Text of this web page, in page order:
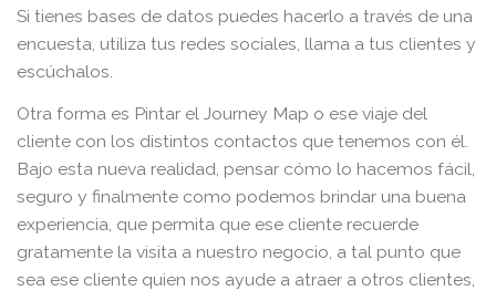
Si tienes bases de datos puedes hacerlo a través de una
encuesta, utiliza tus redes sociales, llama a tus clientes y
escúchalos.
Otra forma es Pintar el Journey Map o ese viaje del
cliente con los distintos contactos que tenemos con él.
Bajo esta nueva realidad, pensar cómo lo hacemos fácil,
seguro y finalmente como podemos brindar una buena
experiencia, que permita que ese cliente recuerde
gratamente la visita a nuestro negocio, a tal punto que
sea ese cliente quien nos ayude a atraer a otros clientes,